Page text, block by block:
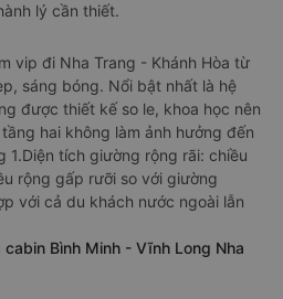
lý cần thiết.
vip đi Nha Trang - Khánh Hòa từ
sáng bóng. Nổi bật nhất là hệ
được thiết kế so le, khoa học nên
hai không làm ảnh hưởng đến
1.Diện tích giường rộng rãi: chiều
rộng gấp rưỡi so với giường
với cả du khách nước ngoài lẫn
Bình Minh - Vĩnh Long Nha